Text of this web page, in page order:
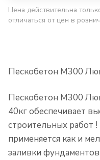
Цена действительна
отличаться от цен в
Пескобетон М300
Пескобетон М300
40кгобеспечивает
строительных работ
применяется как и
заливки